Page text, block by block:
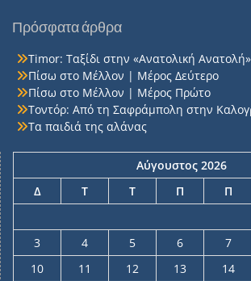
Πρόσφατα άρθρα
Timor: Ταξίδι στην «Ανατολική Ανατολή»
Πίσω στο Μέλλον | Μέρος Δεύτερο
Πίσω στο Μέλλον | Μέρος Πρώτο
Τοντόρ: Από τη Σαφράμπολη στην
Τα παιδιά της αλάνας
Αύγουστος 2026
Δ
Τ Τ Π Π
3
4 5 6 7
10
11 12 13 14